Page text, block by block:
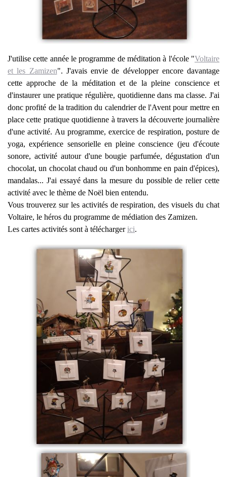
J'utilise cette année le programme de méditation à l'école "Voltaire
et les Zamizen". J'avais envie de développer encore davantage
cette approche de la méditation et de la pleine conscience et
d'instaurer une pratique régulière, quotidienne dans ma classe. J'ai
donc profité de la tradition du calendrier de l'Avent pour mettre en
place cette pratique quotidienne à travers la découverte journalière
d'une activité. Au programme, exercice de respiration, posture de
yoga, expérience sensorielle en pleine conscience (jeu d'écoute
sonore, activité autour d'une bougie parfumée, dégustation d'un
chocolat, un chocolat chaud ou d'un bonhomme en pain d'épices),
mandalas... J'ai essayé dans la mesure du possible de relier cette
activité avec le thème de Noël bien entendu.
Vous trouverez sur les activités de respiration, des visuels du chat
Voltaire, le héros du programme de médiation des Zamizen.
Les cartes activités sont à télécharger ici.